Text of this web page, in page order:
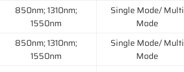
850nm; 1310nm;
1550nm
Single Mode/ Multi
Mode
850nm; 1310nm;
1550nm
Single Mode/ Multi
Mode